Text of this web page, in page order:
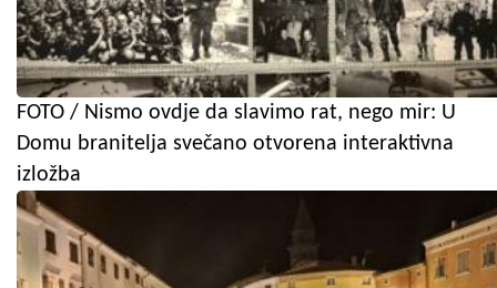
FOTO / Nismo ovdje da slavimo rat, nego mir: U
Domu branitelja svečano otvorena interaktivna
izložba